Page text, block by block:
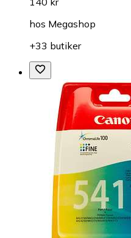
hos Megashop
+33 butiker